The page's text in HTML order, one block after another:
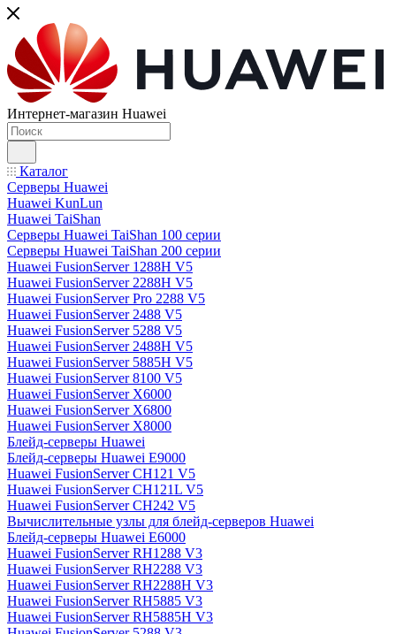
Интернет-магазин Huawei
Каталог
Серверы Huawei
Huawei KunLun
Huawei TaiShan
Серверы Huawei TaiShan 100 серии
Серверы Huawei TaiShan 200 серии
Huawei FusionServer 1288H V5
Huawei FusionServer 2288H V5
Huawei FusionServer Pro 2288 V5
Huawei FusionServer 2488 V5
Huawei FusionServer 5288 V5
Huawei FusionServer 2488H V5
Huawei FusionServer 5885H V5
Huawei FusionServer 8100 V5
Huawei FusionServer X6000
Huawei FusionServer X6800
Huawei FusionServer X8000
Блейд-серверы Huawei
Блейд-серверы Huawei E9000
Huawei FusionServer CH121 V5
Huawei FusionServer CH121L V5
Huawei FusionServer CH242 V5
Вычислительные узлы для блейд-серверов Huawei
Блейд-серверы Huawei E6000
Huawei FusionServer RH1288 V3
Huawei FusionServer RH2288 V3
Huawei FusionServer RH2288H V3
Huawei FusionServer RH5885 V3
Huawei FusionServer RH5885H V3